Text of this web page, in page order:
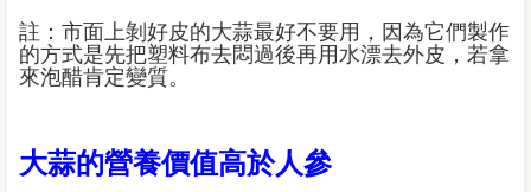
註：市面上剝好皮的大蒜最好不要用，因為它們製作
的方式是先把塑料布去悶過後再用水漂去外皮，若拿
來泡醋肯定變質。
大蒜的營養價值高於人參